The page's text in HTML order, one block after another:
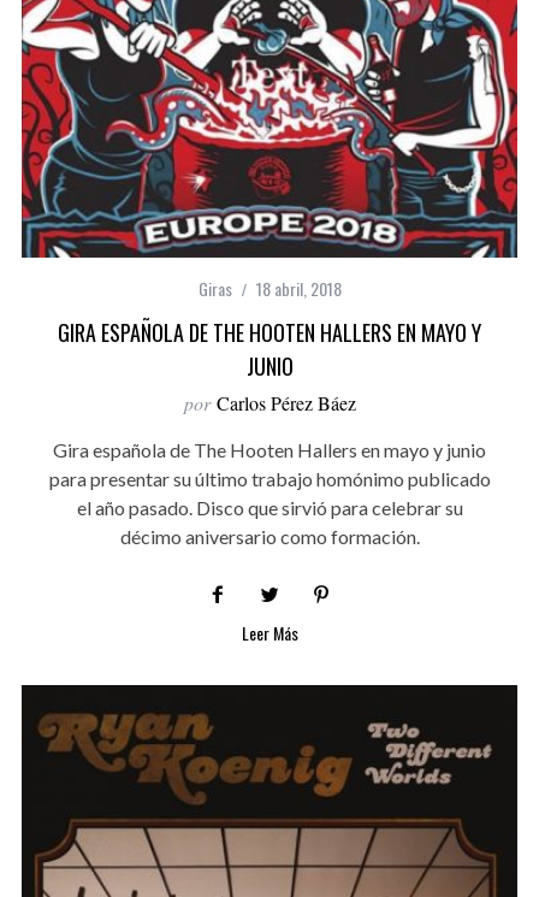
Giras 18 abril, 2018
GIRA ESPAÑOLA DE THE HOOTEN HALLERS EN MAYO Y
JUNIO
por Carlos Pérez Báez
Gira española de The Hooten Hallers en mayo y junio
para presentar su último trabajo homónimo publicado
el año pasado. Disco que sirvió para celebrar su
décimo aniversario como formación.
Leer Más